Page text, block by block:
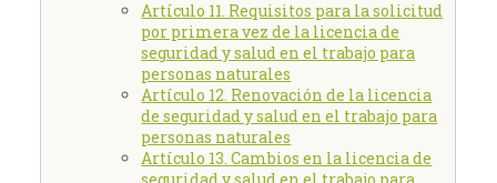
Artículo 11. Requisitos para la solicitud
por primera vez de la licencia de
seguridad y salud en el trabajo para
personas naturales
Artículo 12. Renovación de la licencia
de seguridad y salud en el trabajo para
personas naturales
Artículo 13. Cambios en la licencia de
seguridad y salud en el trabajo para